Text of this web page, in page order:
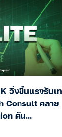
วิ่งขึ้นแรงรับเท
Consult คลาย
ดัน